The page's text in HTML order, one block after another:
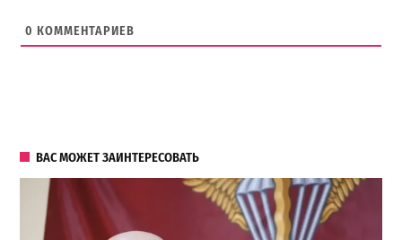
0 КОММЕНТАРИЕВ
ВАС МОЖЕТ ЗАИНТЕРЕСОВАТЬ